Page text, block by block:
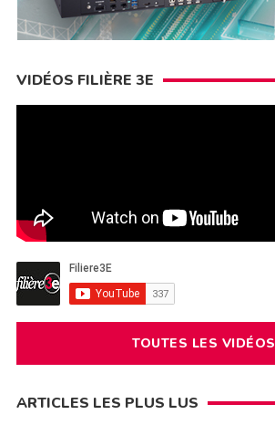
VIDÉOS FILIÈRE 3E
TOUTES LES VIDÉOS
ARTICLES LES PLUS LUS